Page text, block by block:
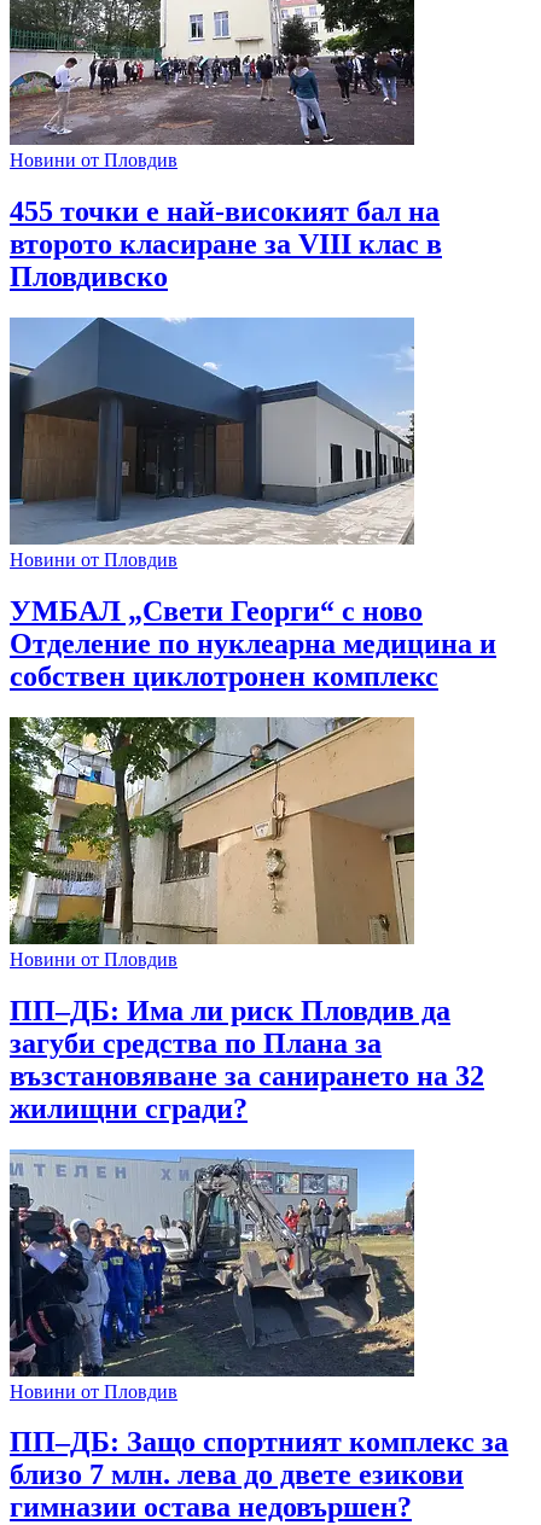
Новини от Пловдив
455 точки е най-високият бал на
второто класиране за VIII клас в
Пловдивско
Новини от Пловдив
УМБАЛ „Свети Георги“ с ново
Отделение по нуклеарна медицина и
собствен циклотронен комплекс
Новини от Пловдив
ПП–ДБ: Има ли риск Пловдив да
загуби средства по Плана за
възстановяване за санирането на 32
жилищни сгради?
Новини от Пловдив
ПП–ДБ: Защо спортният комплекс за
близо 7 млн. лева до двете езикови
гимназии остава недовършен?